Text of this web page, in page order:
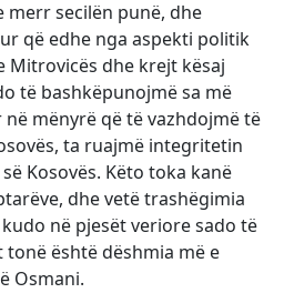
merr secilën punë, dhe
që edhe nga aspekti politik
Mitrovicës dhe krejt kësaj
të bashkëpunojmë sa më
mënyrë që të vazhdojmë të
ta ruajmë integritetin
Kosovës. Këto toka kanë
dhe vetë trashëgimia
në pjesët veriore sado të
është dëshmia më e
Osmani.